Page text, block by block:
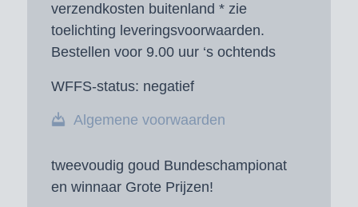
verzendkosten buitenland * zie
toelichting leveringsvoorwaarden.
Bestellen voor 9.00 uur ‘s ochtends
WFFS-status: negatief
Algemene voorwaarden
tweevoudig goud Bundeschampionat
en winnaar Grote Prijzen!